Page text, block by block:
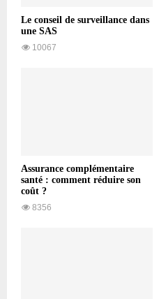
Le conseil de surveillance dans
une SAS
10067
Assurance complémentaire
santé : comment réduire son
coût ?
8356